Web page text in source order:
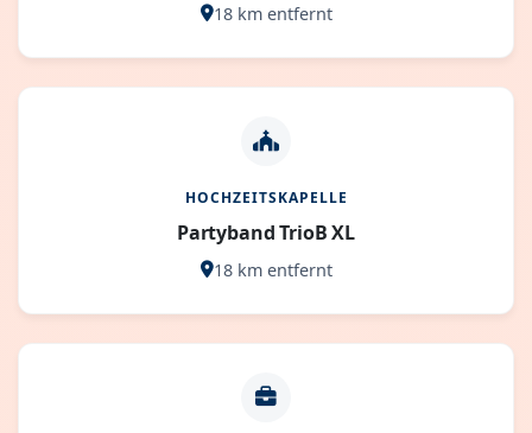
18 km entfernt
HOCHZEITSKAPELLE
Partyband TrioB XL
18 km entfernt